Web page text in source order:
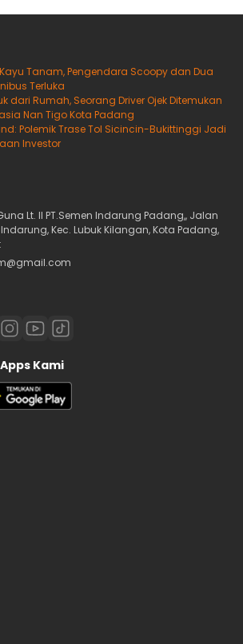
Tanam, Pengendara Scoopy dan Dua
Terluka
dari Rumah, Seorang Driver Ojek Ditemukan
Nan Tigo Kota Padang
Polemik Trase Tol Sicincin-Bukittinggi Jadi
Investor
Lt. II PT.Semen Indarung Padang,, Jalan
Kec. Lubuk Kilangan, Kota Padang,
Kami